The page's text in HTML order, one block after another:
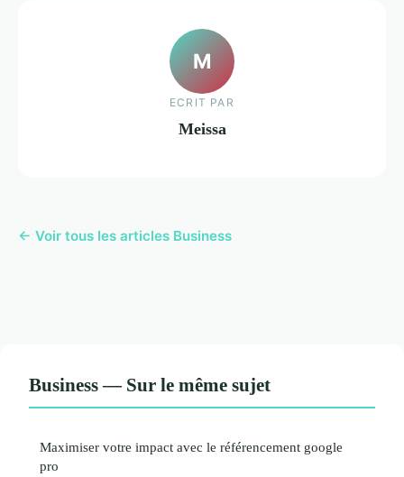
M
ECRIT PAR
Meissa
← Voir tous les articles Business
Business — Sur le même sujet
Maximiser votre impact avec le référencement google
pro